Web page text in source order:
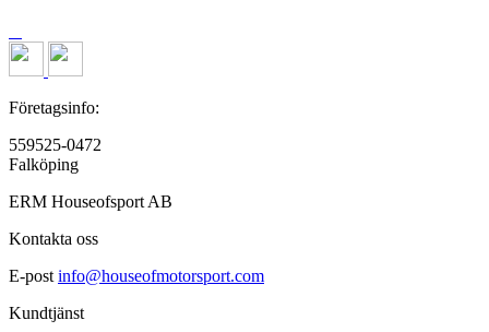
Företagsinfo:
559525-0472
Falköping
ERM Houseofsport AB
Kontakta oss
E-post info@houseofmotorsport.com
Kundtjänst